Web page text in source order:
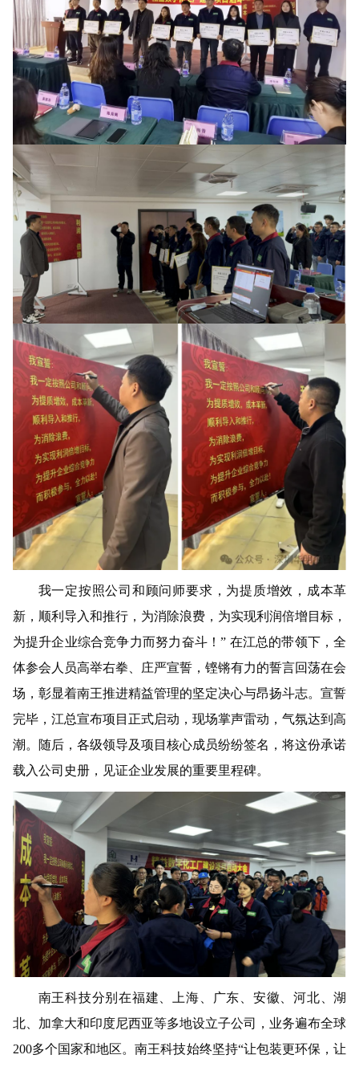
我一定按照公司和顾问师要求，为提质增效，成本革
新，顺利导入和推行，为消除浪费，为实现利润倍增目标，
为提升企业综合竞争力而努力奋斗！” 在江总的带领下，全
体参会人员高举右拳、庄严宣誓，铿锵有力的誓言回荡在会
场，彰显着南王推进精益管理的坚定决心与昂扬斗志。宣誓
完毕，江总宣布项目正式启动，现场掌声雷动，气氛达到高
潮。随后，各级领导及项目核心成员纷纷签名，将这份承诺
载入公司史册，见证企业发展的重要里程碑。
南王科技分别在福建、上海、广东、安徽、河北、湖
北、加拿大和印度尼西亚等多地设立子公司，业务遍布全球
200多个国家和地区。南王科技始终坚持“让包装更环保，让